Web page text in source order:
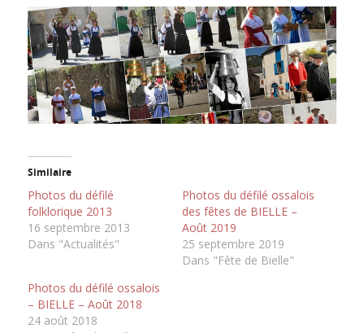
Similaire
Photos du défilé
folklorique 2013
16 septembre 2013
Dans "Actualités"
Photos du défilé ossalois
des fêtes de BIELLE –
Août 2019
25 septembre 2019
Dans "Fête de Bielle"
Photos du défilé ossalois
– BIELLE – Août 2018
24 août 2018